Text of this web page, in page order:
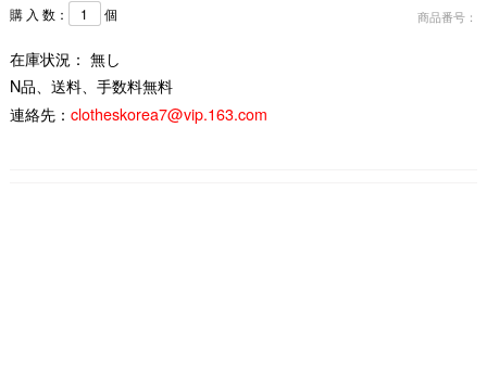
商品番号：
購 入 数： 個
在庫状況： 無し
N品、送料、手数料無料
連絡先： clotheskorea7@vip.163.com